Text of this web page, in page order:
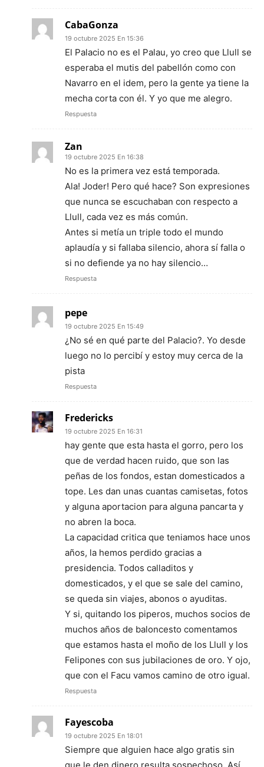
CabaGonza
19 octubre 2025 En 15:36
El Palacio no es el Palau, yo creo que Llull se
esperaba el mutis del pabellón como con
Navarro en el idem, pero la gente ya tiene la
mecha corta con él. Y yo que me alegro.
Respuesta
Zan
19 octubre 2025 En 16:38
No es la primera vez está temporada.
Ala! Joder! Pero qué hace? Son expresiones
que nunca se escuchaban con respecto a
Llull, cada vez es más común.
Antes si metía un triple todo el mundo
aplaudía y si fallaba silencio, ahora sí falla o
si no defiende ya no hay silencio…
Respuesta
pepe
19 octubre 2025 En 15:49
¿No sé en qué parte del Palacio?. Yo desde
luego no lo percibí y estoy muy cerca de la
pista
Respuesta
Fredericks
19 octubre 2025 En 16:31
hay gente que esta hasta el gorro, pero los
que de verdad hacen ruido, que son las
peñas de los fondos, estan domesticados a
tope. Les dan unas cuantas camisetas, fotos
y alguna aportacion para alguna pancarta y
no abren la boca.
La capacidad critica que teniamos hace unos
años, la hemos perdido gracias a
presidencia. Todos calladitos y
domesticados, y el que se sale del camino,
se queda sin viajes, abonos o ayuditas.
Y si, quitando los piperos, muchos socios de
muchos años de baloncesto comentamos
que estamos hasta el moño de los Llull y los
Felipones con sus jubilaciones de oro. Y ojo,
que con el Facu vamos camino de otro igual.
Respuesta
Fayescoba
19 octubre 2025 En 18:01
Siempre que alguien hace algo gratis sin